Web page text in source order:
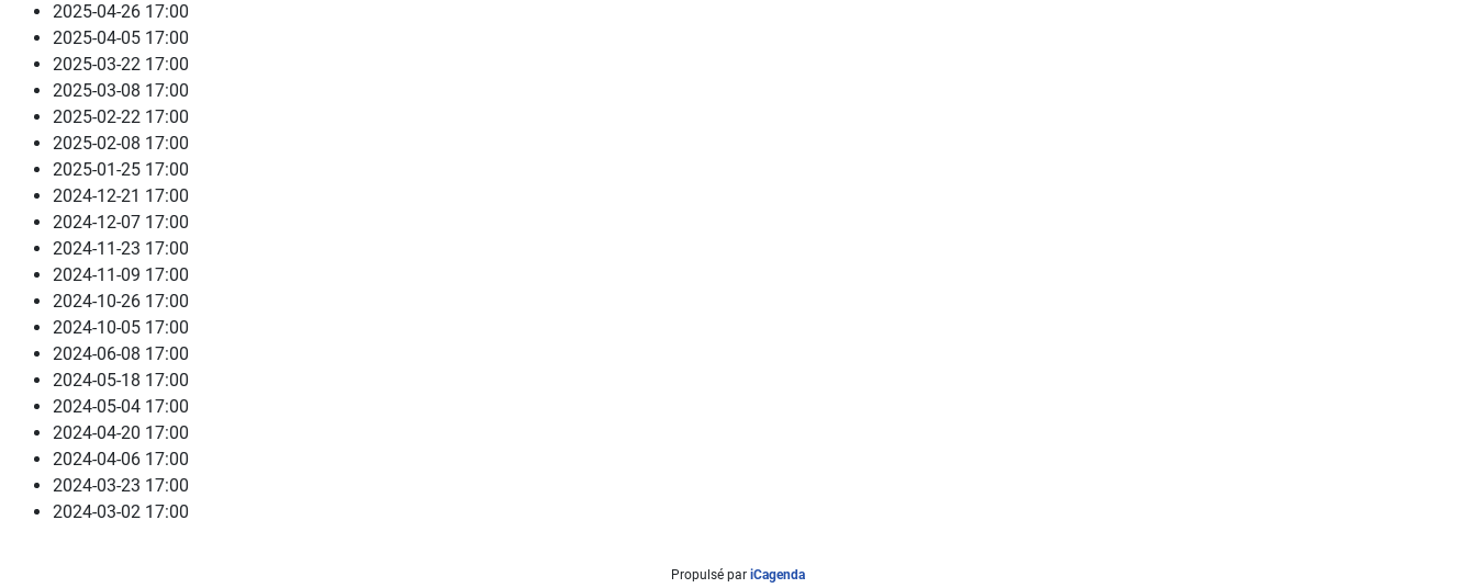
2025-04-26 17:00
2025-04-05 17:00
2025-03-22 17:00
2025-03-08 17:00
2025-02-22 17:00
2025-02-08 17:00
2025-01-25 17:00
2024-12-21 17:00
2024-12-07 17:00
2024-11-23 17:00
2024-11-09 17:00
2024-10-26 17:00
2024-10-05 17:00
2024-06-08 17:00
2024-05-18 17:00
2024-05-04 17:00
2024-04-20 17:00
2024-04-06 17:00
2024-03-23 17:00
2024-03-02 17:00
Propulsé par iCagenda